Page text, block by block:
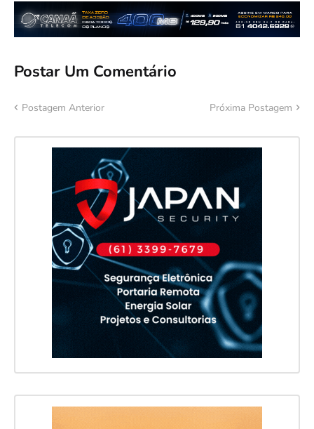
Postar Um Comentário
Postagem Anterior Próxima Postagem